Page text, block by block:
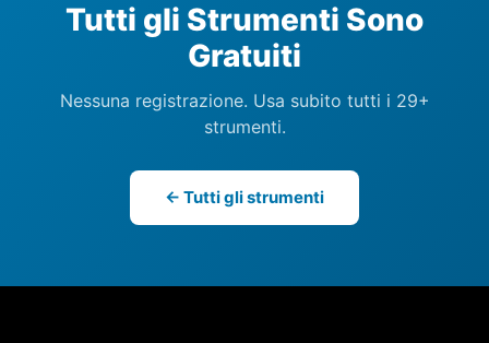
Tutti gli Strumenti Sono
Gratuiti
Nessuna registrazione. Usa subito tutti i 29+
strumenti.
← Tutti gli strumenti